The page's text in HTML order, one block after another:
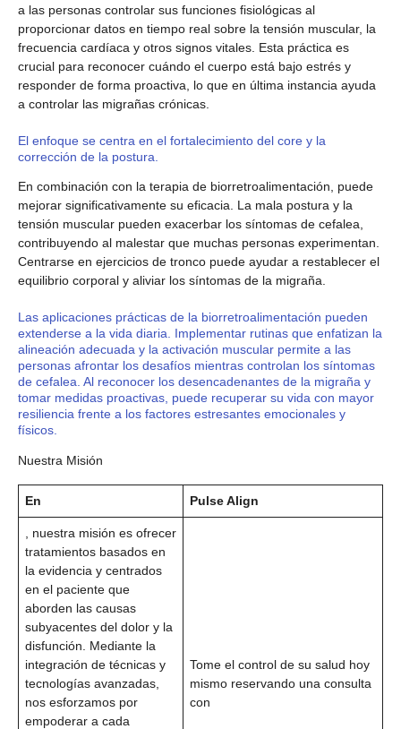
a las personas controlar sus funciones fisiológicas al
proporcionar datos en tiempo real sobre la tensión muscular, la
frecuencia cardíaca y otros signos vitales. Esta práctica es
crucial para reconocer cuándo el cuerpo está bajo estrés y
responder de forma proactiva, lo que en última instancia ayuda
a controlar las migrañas crónicas.
El enfoque se centra en el fortalecimiento del core y la
corrección de la postura.
En combinación con la terapia de biorretroalimentación, puede
mejorar significativamente su eficacia. La mala postura y la
tensión muscular pueden exacerbar los síntomas de cefalea,
contribuyendo al malestar que muchas personas experimentan.
Centrarse en ejercicios de tronco puede ayudar a restablecer el
equilibrio corporal y aliviar los síntomas de la migraña.
Las aplicaciones prácticas de la biorretroalimentación pueden
extenderse a la vida diaria. Implementar rutinas que enfatizan la
alineación adecuada y la activación muscular permite a las
personas afrontar los desafíos mientras controlan los síntomas
de cefalea. Al reconocer los desencadenantes de la migraña y
tomar medidas proactivas, puede recuperar su vida con mayor
resiliencia frente a los factores estresantes emocionales y
físicos.
Nuestra Misión
En Pulse Align
, nuestra misión es ofrecer
tratamientos basados ​​en
la evidencia y centrados
en el paciente que
aborden las causas
subyacentes del dolor y la
disfunción. Mediante la
integración de técnicas y
tecnologías avanzadas,
nos esforzamos por
empoderar a cada
Tome el control de su salud hoy
mismo reservando una consulta
con